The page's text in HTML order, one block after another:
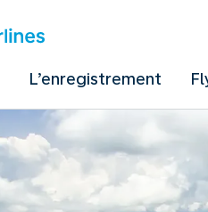
L’enregistrement